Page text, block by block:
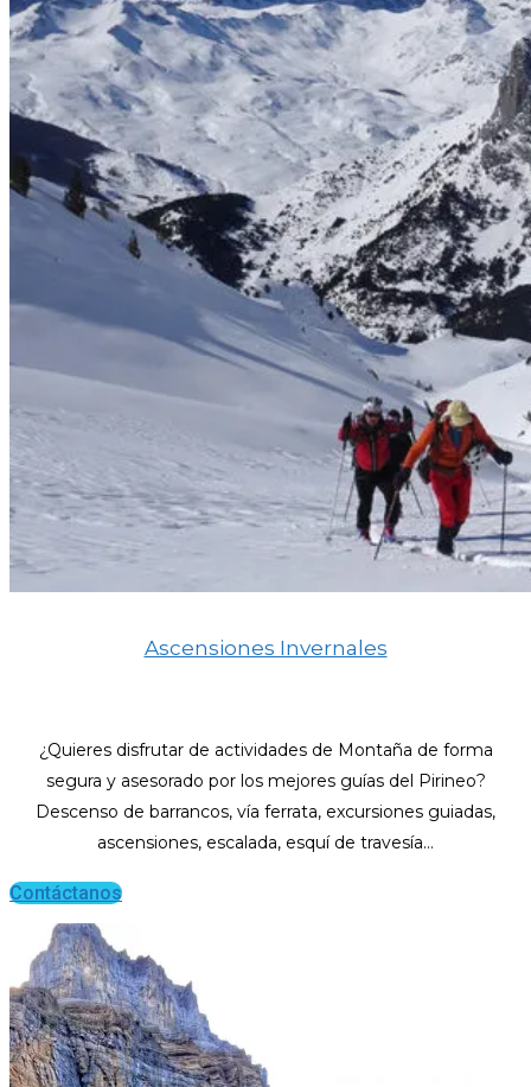
Ascensiones Invernales
¿Quieres disfrutar de actividades de Montaña de forma
segura y asesorado por los mejores guías del Pirineo?
Descenso de barrancos, vía ferrata, excursiones guiadas,
ascensiones, escalada, esquí de travesía…
Contáctanos